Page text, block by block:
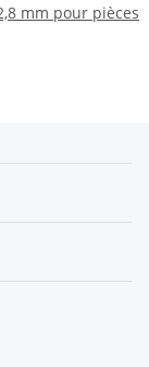
mm pour pièces